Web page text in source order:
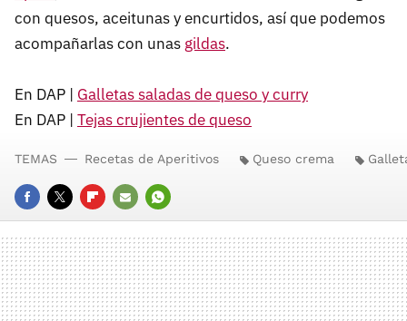
con quesos, aceitunas y encurtidos, así que podemos
acompañarlas con unas gildas.
En DAP | Galletas saladas de queso y curry
En DAP | Tejas crujientes de queso
FACEBOOK
TWITTERFLIPBOARD
E-
MAIL
WHATSAPP
TEMAS Recetas de Aperitivos Queso crema